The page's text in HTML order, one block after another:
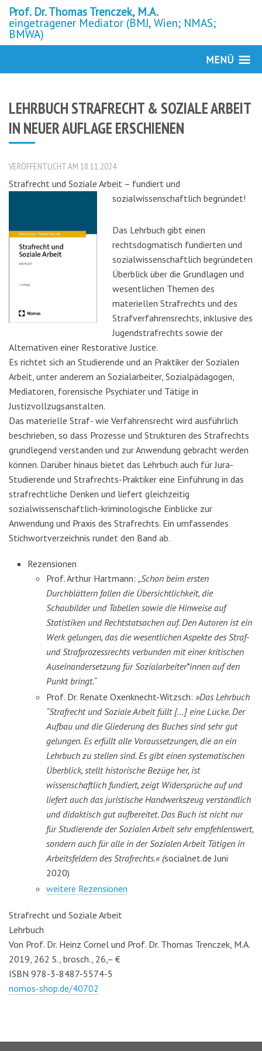
Prof. Dr. Thomas Trenczek, M.A.
eingetragener Mediator (BMJ, Wien; NMAS;
BMWA)
MENÜ
LEHRBUCH STRAFRECHT & SOZIALE ARBEIT
IN NEUER AUFLAGE ERSCHIENEN
VERÖFFENTLICHT AM 18.11.2024
Strafrecht und Soziale Arbeit – fundiert und
sozialwissenschaftlich begründet!
Das Lehrbuch gibt einen
rechtsdogmatisch fundierten und
sozialwissenschaftlich begründeten
Überblick über die Grundlagen und
wesentlichen Themen des
materiellen Strafrechts und des
Strafverfahrensrechts, inklusive des
Jugendstrafrechts sowie der
Alternativen einer Restorative Justice.
Es richtet sich an Studierende und an Praktiker der Sozialen
Arbeit, unter anderem an Sozialarbeiter, Sozialpädagogen,
Mediatoren, forensische Psychiater und Tätige in
Justizvollzugsanstalten.
Das materielle Straf- wie Verfahrensrecht wird ausführlich
beschrieben, so dass Prozesse und Strukturen des Strafrechts
grundlegend verstanden und zur Anwendung gebracht werden
können. Darüber hinaus bietet das Lehrbuch auch für Jura-
Studierende und Strafrechts-Praktiker eine Einführung in das
strafrechtliche Denken und liefert gleichzeitig
sozialwissenschaftlich-kriminologische Einblicke zur
Anwendung und Praxis des Strafrechts. Ein umfassendes
Stichwortverzeichnis rundet den Band ab.
Rezensionen
Prof. Arthur Hartmann: „Schon beim ersten
Durchblättern fallen die Übersichtlichkeit, die
Schaubilder und Tabellen sowie die Hinweise auf
Statistiken und Rechtstatsachen auf. Den Autoren ist ein
Werk gelungen, das die wesentlichen Aspekte des Straf-
und Strafprozessrechts verbunden mit einer kritischen
Auseinandersetzung für Sozialarbeiter*innen auf den
Punkt bringt.“
Prof. Dr. Renate Oxenknecht-Witzsch: »Das Lehrbuch
“Strafrecht und Soziale Arbeit füllt […] eine Lücke. Der
Aufbau und die Gliederung des Buches sind sehr gut
gelungen. Es erfüllt alle Voraussetzungen, die an ein
Lehrbuch zu stellen sind. Es gibt einen systematischen
Überblick, stellt historische Bezüge her, ist
wissenschaftlich fundiert, zeigt Widersprüche auf und
liefert auch das juristische Handwerkszeug verständlich
und didaktisch gut aufbereitet. Das Buch ist nicht nur
für Studierende der Sozialen Arbeit sehr empfehlenswert,
sondern auch für alle in der Sozialen Arbeit Tätigen in
Arbeitsfeldern des Strafrechts.« (socialnet.de Juni
2020)
weitere Rezensionen
Strafrecht und Soziale Arbeit
Lehrbuch
Von Prof. Dr. Heinz Cornel und Prof. Dr. Thomas Trenczek, M.A.
2019, 262 S., brosch., 26,– €
ISBN 978-3-8487-5574-5
nomos-shop.de/40702